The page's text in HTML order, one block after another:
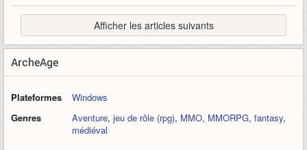
Afficher les articles suivants
ArcheAge
Plateformes
Windows
Genres
Aventure, jeu de rôle (rpg), MMO, MMORPG, fantasy,
médiéval